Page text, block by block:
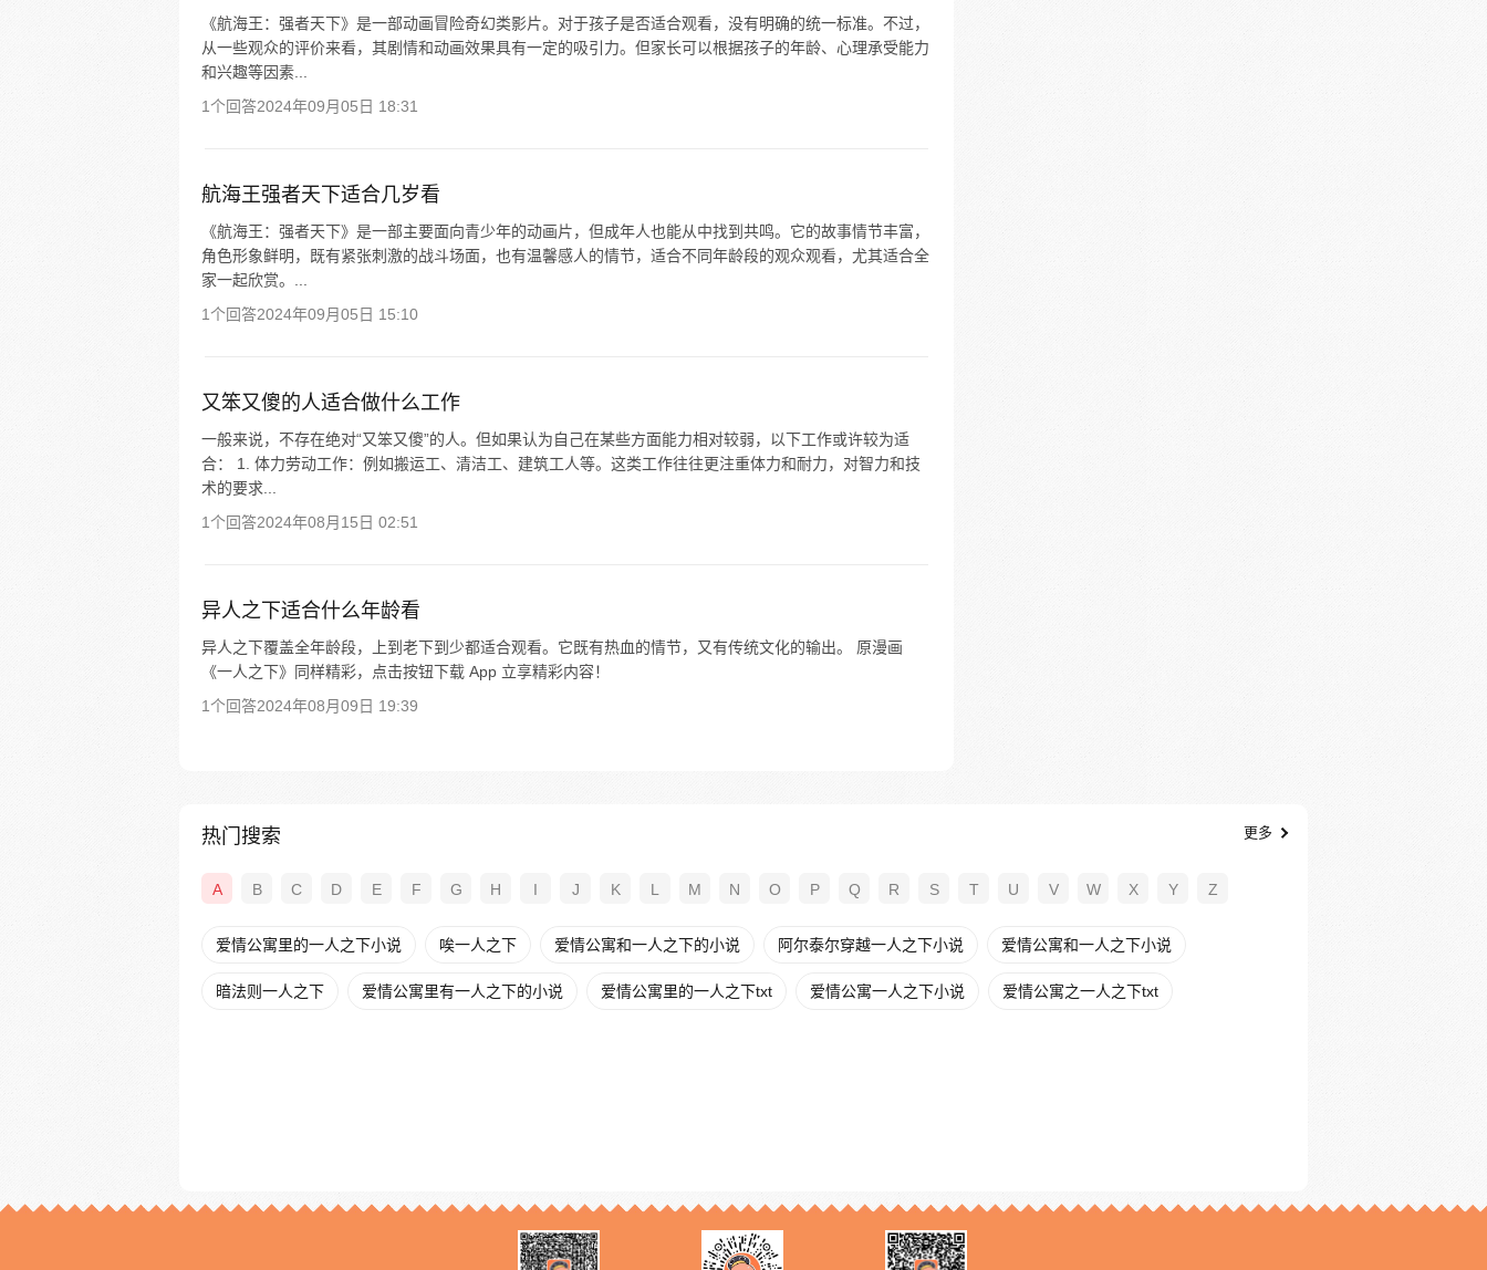
《航海王：强者天下》是一部动画冒险奇幻类影片。对于孩子是否适合观看，没有明确的统一标准。不过，
从一些观众的评价来看，其剧情和动画效果具有一定的吸引力。但家长可以根据孩子的年龄、心理承受能力
和兴趣等因素...
1个回答2024年09月05日 18:31
航海王强者天下适合几岁看
《航海王：强者天下》是一部主要面向青少年的动画片，但成年人也能从中找到共鸣。它的故事情节丰富，
角色形象鲜明，既有紧张刺激的战斗场面，也有温馨感人的情节，适合不同年龄段的观众观看，尤其适合全
家一起欣赏。...
1个回答2024年09月05日 15:10
又笨又傻的人适合做什么工作
一般来说，不存在绝对“又笨又傻”的人。但如果认为自己在某些方面能力相对较弱，以下工作或许较为适
合： 1. 体力劳动工作：例如搬运工、清洁工、建筑工人等。这类工作往往更注重体力和耐力，对智力和技
术的要求...
1个回答2024年08月15日 02:51
异人之下适合什么年龄看
异人之下覆盖全年龄段，上到老下到少都适合观看。它既有热血的情节，又有传统文化的输出。 原漫画
《一人之下》同样精彩，点击按钮下载 App 立享精彩内容！
1个回答2024年08月09日 19:39
热门搜索 更多
A B C D E F G H I J K L M N O P Q R S T U V W X Y Z
爱情公寓里的一人之下小说 唉一人之下 爱情公寓和一人之下的小说 阿尔泰尔穿越一人之下小说 爱情公寓和一人之下小说
暗法则一人之下 爱情公寓里有一人之下的小说 爱情公寓里的一人之下txt 爱情公寓一人之下小说 爱情公寓之一人之下txt